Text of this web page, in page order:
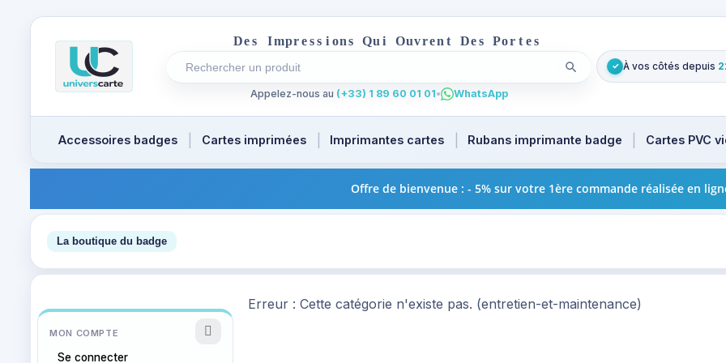
Des Impres s i ons Qu i Ouvren t Des Por t es
Rechercher un produit
Recherches récentes au focus. Tapez au moins 2 caractères pour les suggestions
Lancer la recherche
Appelez-nous au (+33) 1 89 60 01 01• WhatsApp
✓ À vos côtés depuis
Accessoires badges Cartes imprimées Imprimantes cartes Rubans imprimante badge Cartes PVC
Offre de bienvenue : - 5% sur votre 1ère commande réalisée en
La boutique du badge 1
MON COMPTE
Se connecter
Erreur : Cette catégorie n'existe pas. (entretien-et-maintenance)